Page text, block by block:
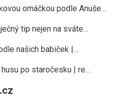
omáčkou podle Anuše…
tip nejen na sváte…
našich babiček |…
po staročesku | re…